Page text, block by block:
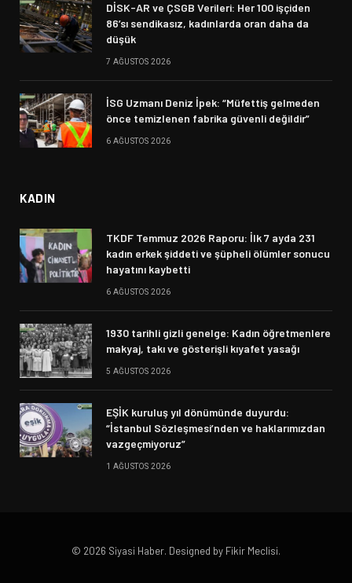
DİSK-AR ve ÇSGB Verileri: Her 100 işçiden
86’sı sendikasız, kadınlarda oran daha da
düşük
7 AĞUSTOS 2026
İSG Uzmanı Deniz İpek: “Müfettiş gelmeden
önce temizlenen fabrika güvenli değildir”
6 AĞUSTOS 2026
KADIN
TKDF Temmuz 2026 Raporu: İlk 7 ayda 231
kadın erkek şiddeti ve şüpheli ölümler sonucu
hayatını kaybetti
6 AĞUSTOS 2026
1930 tarihli gizli genelge: Kadın öğretmenlere
makyaj, takı ve gösterişli kıyafet yasağı
5 AĞUSTOS 2026
EŞİK kuruluş yıl dönümünde duyurdu:
“İstanbul Sözleşmesi’nden ve haklarımızdan
vazgeçmiyoruz”
1 AĞUSTOS 2026
© 2026 Siyasi Haber. Designed by Fikir Meclisi.